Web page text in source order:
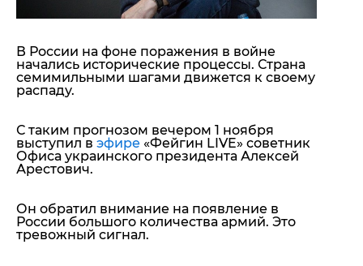
Блоги
В России на фоне поражения в войне
начались исторические процессы. Страна
семимильными шагами движется к своему
распаду.
С таким прогнозом вечером 1 ноября
выступил в эфире «Фейгин LIVE» советник
Офиса украинского президента Алексей
Арестович.
Он обратил внимание на появление в
России большого количества армий. Это
тревожный сигнал.